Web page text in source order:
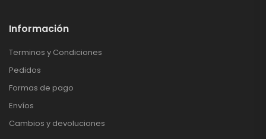
Información
Terminos y Condiciones
Pedidos
Formas de pago
Envíos
Cambios y devoluciones